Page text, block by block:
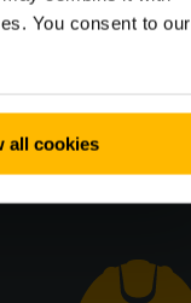
You consent to our
all cookies